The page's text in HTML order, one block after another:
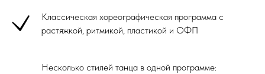
Классическая хореографическая программа с
растяжкой, ритмикой, пластикой и ОФП
Несколько стилей танца в одной программе: